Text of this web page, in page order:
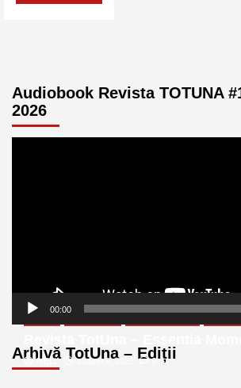
Audiobook Revista TOTUNA
2026
00:00
Arhivă TotUna – Ediții
MELL august 6, 2026 0